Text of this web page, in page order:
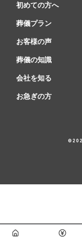
会員
初めての方へ
葬儀プラン
お客様の声
葬儀の知識
会社を知る
お急ぎの方